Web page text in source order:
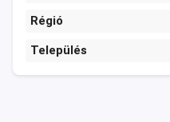
Régió
Település